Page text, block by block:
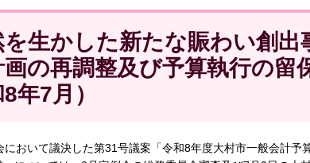
を生かした新たな賑わい創
画の再調整及び予算執行の留
8年7月）
において議決した第31号議案「令和8年度大村市一般会計予